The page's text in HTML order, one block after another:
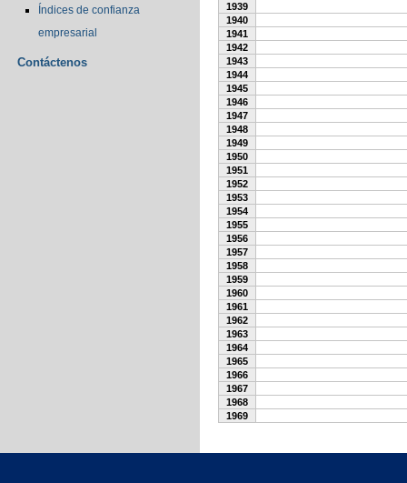
Índices de confianza
empresarial
Contáctenos
1939
1940
1941
1942
1943
1944
1945
1946
1947
1948
1949
1950
1951
1952
1953
1954
1955
1956
1957
1958
1959
1960
1961
1962
1963
1964
1965
1966
1967
1968
1969